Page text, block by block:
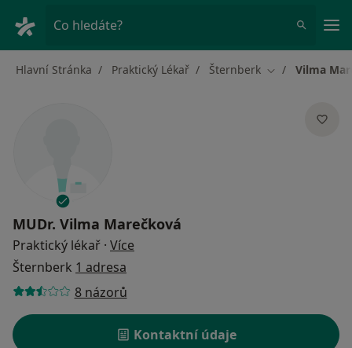
Co hledáte?
Hlavní Stránka Praktický Lékař Šternberk Změna města
Vilma
MUDr. Vilma Marečková
Praktický lékař · Více
Šternberk 1 adresa
8 názorů
Kontaktní údaje